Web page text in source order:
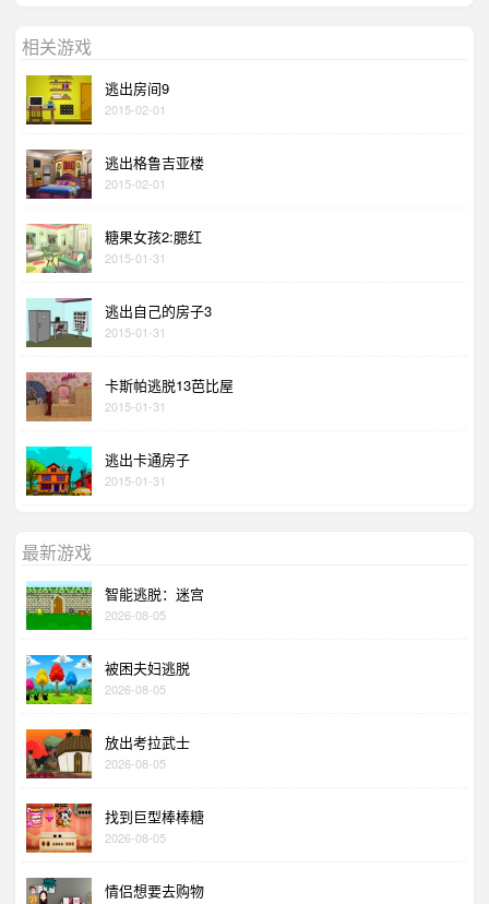
相关游戏
逃出房间9
2015-02-01
逃出格鲁吉亚楼
2015-02-01
糖果女孩2:腮红
2015-01-31
逃出自己的房子3
2015-01-31
卡斯帕逃脱13芭比屋
2015-01-31
逃出卡通房子
2015-01-31
最新游戏
智能逃脱：迷宫
2026-08-05
被困夫妇逃脱
2026-08-05
放出考拉武士
2026-08-05
找到巨型棒棒糖
2026-08-05
情侣想要去购物